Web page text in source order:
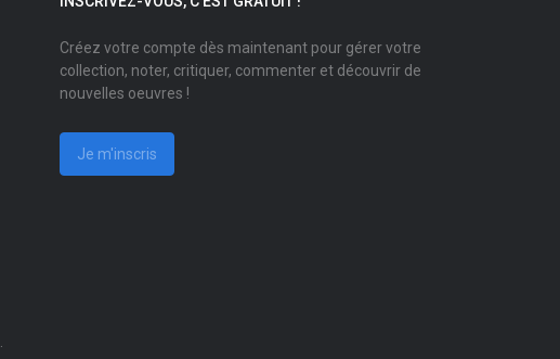
Créez votre compte dès maintenant pour gérer votre
collection, noter, critiquer, commenter et découvrir de
nouvelles oeuvres !
Je m'inscris